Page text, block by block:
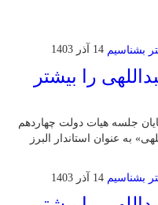
14 آذر 1403
را بیشتر
جلسه هیات دولت چهاردهم
به عنوان استاندار البرز
14 آذر 1403